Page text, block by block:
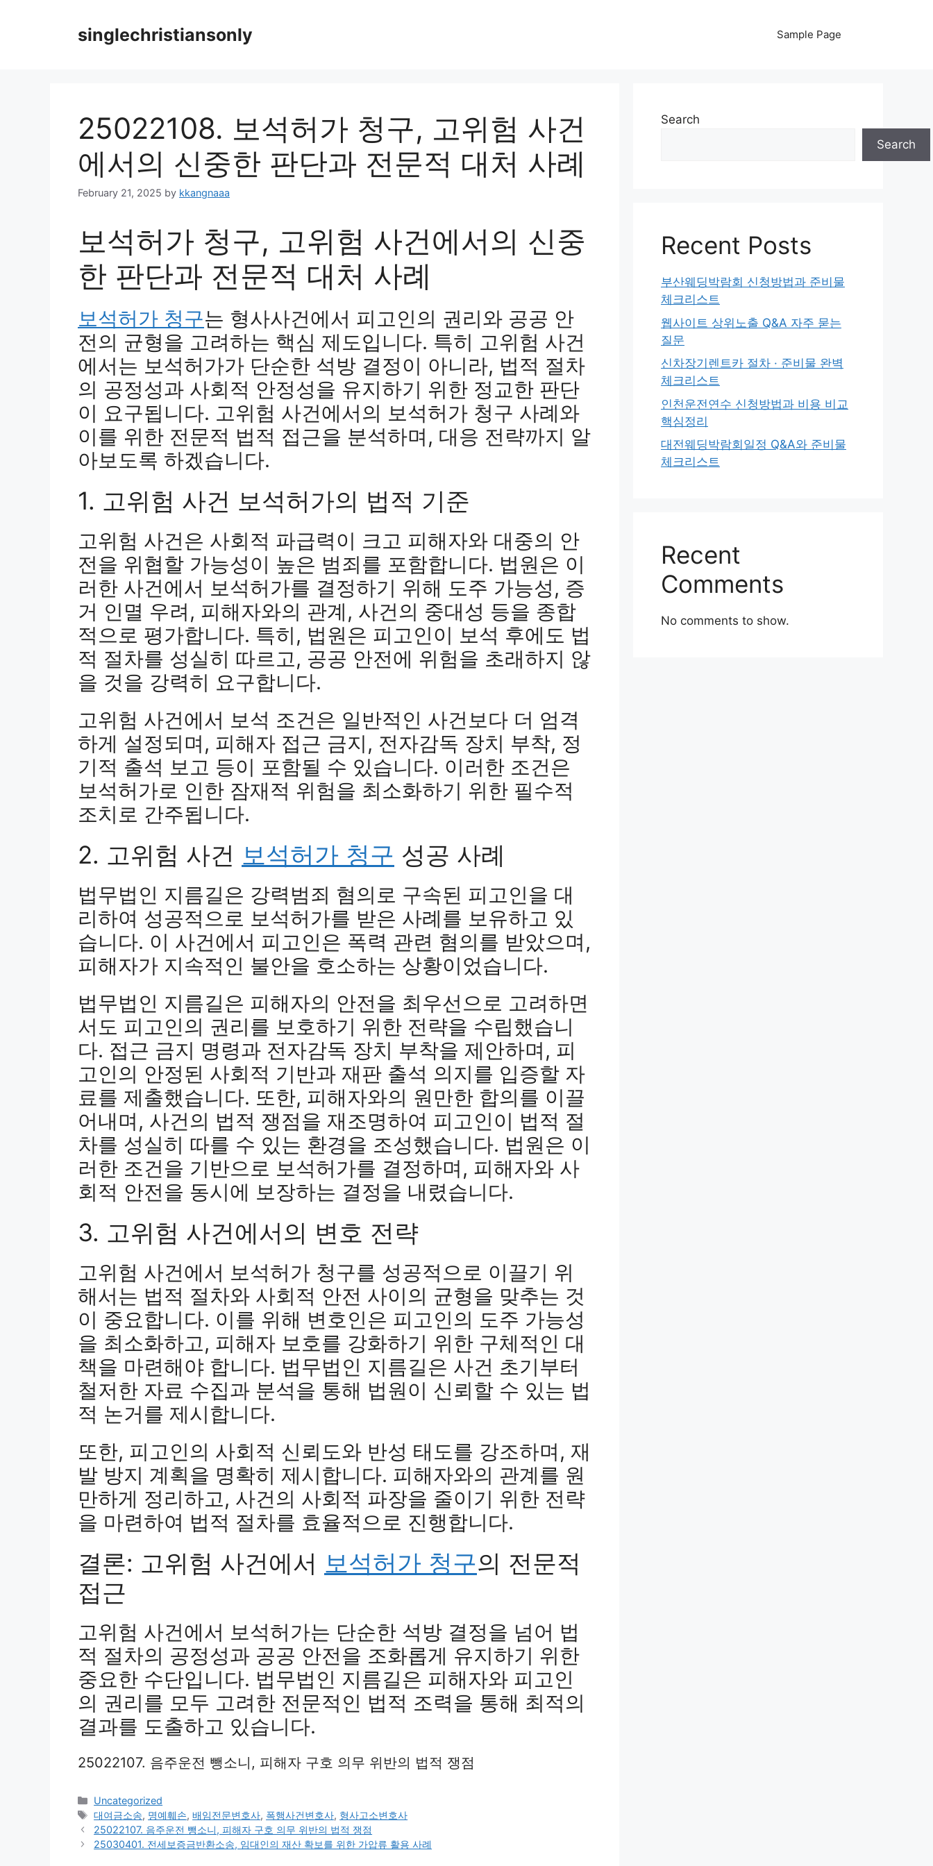
singlechristiansonly Sample Page
25022108. 보석허가 청구, 고위험 사건
에서의 신중한 판단과 전문적 대처 사례
February 21, 2025 by kkangnaaa
보석허가 청구, 고위험 사건에서의 신중
한 판단과 전문적 대처 사례
보석허가 청구는 형사사건에서 피고인의 권리와 공공 안
전의 균형을 고려하는 핵심 제도입니다. 특히 고위험 사건
에서는 보석허가가 단순한 석방 결정이 아니라, 법적 절차
의 공정성과 사회적 안정성을 유지하기 위한 정교한 판단
이 요구됩니다. 고위험 사건에서의 보석허가 청구 사례와
이를 위한 전문적 법적 접근을 분석하며, 대응 전략까지 알
아보도록 하겠습니다.
1. 고위험 사건 보석허가의 법적 기준
고위험 사건은 사회적 파급력이 크고 피해자와 대중의 안
전을 위협할 가능성이 높은 범죄를 포함합니다. 법원은 이
러한 사건에서 보석허가를 결정하기 위해 도주 가능성, 증
거 인멸 우려, 피해자와의 관계, 사건의 중대성 등을 종합
적으로 평가합니다. 특히, 법원은 피고인이 보석 후에도 법
적 절차를 성실히 따르고, 공공 안전에 위험을 초래하지 않
을 것을 강력히 요구합니다.
고위험 사건에서 보석 조건은 일반적인 사건보다 더 엄격
하게 설정되며, 피해자 접근 금지, 전자감독 장치 부착, 정
기적 출석 보고 등이 포함될 수 있습니다. 이러한 조건은
보석허가로 인한 잠재적 위험을 최소화하기 위한 필수적
조치로 간주됩니다.
2. 고위험 사건 보석허가 청구 성공 사례
법무법인 지름길은 강력범죄 혐의로 구속된 피고인을 대
리하여 성공적으로 보석허가를 받은 사례를 보유하고 있
습니다. 이 사건에서 피고인은 폭력 관련 혐의를 받았으며,
피해자가 지속적인 불안을 호소하는 상황이었습니다.
법무법인 지름길은 피해자의 안전을 최우선으로 고려하면
서도 피고인의 권리를 보호하기 위한 전략을 수립했습니
다. 접근 금지 명령과 전자감독 장치 부착을 제안하며, 피
고인의 안정된 사회적 기반과 재판 출석 의지를 입증할 자
료를 제출했습니다. 또한, 피해자와의 원만한 합의를 이끌
어내며, 사건의 법적 쟁점을 재조명하여 피고인이 법적 절
차를 성실히 따를 수 있는 환경을 조성했습니다. 법원은 이
러한 조건을 기반으로 보석허가를 결정하며, 피해자와 사
회적 안전을 동시에 보장하는 결정을 내렸습니다.
3. 고위험 사건에서의 변호 전략
고위험 사건에서 보석허가 청구를 성공적으로 이끌기 위
해서는 법적 절차와 사회적 안전 사이의 균형을 맞추는 것
이 중요합니다. 이를 위해 변호인은 피고인의 도주 가능성
을 최소화하고, 피해자 보호를 강화하기 위한 구체적인 대
책을 마련해야 합니다. 법무법인 지름길은 사건 초기부터
철저한 자료 수집과 분석을 통해 법원이 신뢰할 수 있는 법
적 논거를 제시합니다.
또한, 피고인의 사회적 신뢰도와 반성 태도를 강조하며, 재
발 방지 계획을 명확히 제시합니다. 피해자와의 관계를 원
만하게 정리하고, 사건의 사회적 파장을 줄이기 위한 전략
을 마련하여 법적 절차를 효율적으로 진행합니다.
결론: 고위험 사건에서 보석허가 청구의 전문적
접근
고위험 사건에서 보석허가는 단순한 석방 결정을 넘어 법
적 절차의 공정성과 공공 안전을 조화롭게 유지하기 위한
중요한 수단입니다. 법무법인 지름길은 피해자와 피고인
의 권리를 모두 고려한 전문적인 법적 조력을 통해 최적의
결과를 도출하고 있습니다.
25022107. 음주운전 뺑소니, 피해자 구호 의무 위반의 법적 쟁점
Categories
Uncategorized
Tags
대여금소송, 명예훼손,배임전문변호사, 폭행사건변호사, 형사고소변호사
25022107. 음주운전 뺑소니, 피해자 구호 의무 위반의 법적 쟁점
25030401. 전세보증금반환소송, 임대인의 재산 확보를 위한 가압류 활용 사례
Search
Search
Recent Posts
부산웨딩박람회 신청방법과 준비물
체크리스트
웹사이트 상위노출 Q&A 자주 묻는
질문
신차장기렌트카 절차 · 준비물 완벽
체크리스트
인천운전연수 신청방법과 비용 비교
핵심정리
대전웨딩박람회일정 Q&A와 준비물
체크리스트
Recent
Comments
No comments to show.